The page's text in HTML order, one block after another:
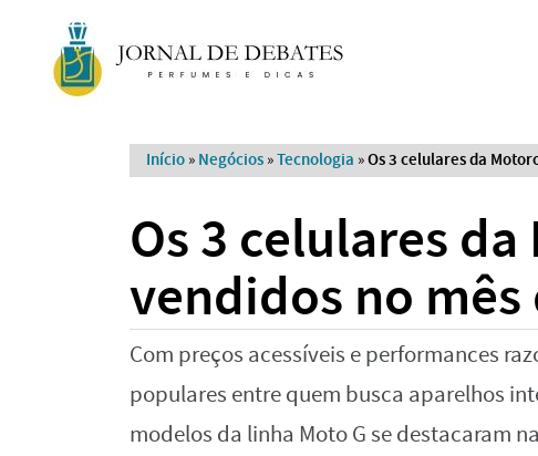
Início » Negócios »Tecnologia »Os 3 celulares da
Os 3 celulares
vendidos no
Com preços acessíveis e performances
populares entre quem busca aparelhos
modelos da linha Moto G se destacaram